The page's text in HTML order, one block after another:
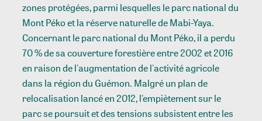
zones protégées, parmi lesquelles le parc national du
Mont Péko et la réserve naturelle de Mabi-Yaya.
Concernant le parc national du Mont Péko, il a perdu
70 % de sa couverture forestière entre 2002 et 2016
en raison de l'augmentation de l'activité agricole
dans la région du Guémon. Malgré un plan de
relocalisation lancé en 2012, l'empiètement sur le
parc se poursuit et des tensions subsistent entre les